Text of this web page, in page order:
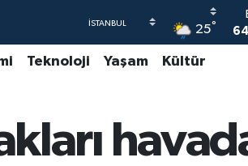
25°
Teknoloji Yaşam Kültür